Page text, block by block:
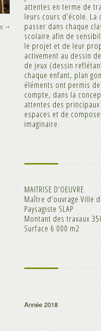
→
attentes en terme de
leurs cours d’école. La
passer dans chaque
scolaire afin de
le projet et de leur
activement au dessin
de jeux (dessin
chaque enfant, plan
éléments ont permis
compte, dans la
attentes des
espaces et de
imaginaire.
MAITRISE D’OEUVRE
Maître d’ouvrage Ville
Paysagiste SLAP
Montant des travaux
Surface 6 000 m2
Année 2018